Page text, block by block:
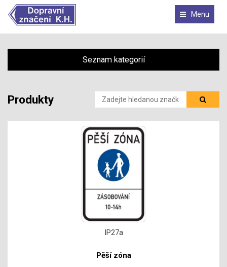
Menu
Seznam kategorií
Produkty
IP27a
Pěší zóna